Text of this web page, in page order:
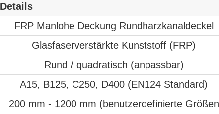
Details
FRP Manlohe Deckung Rundharzkanaldeckel
Glasfaserverstärkte Kunststoff (FRP)
Rund / quadratisch (anpassbar)
A15, B125, C250, D400 (EN124 Standard)
200 mm - 1200 mm (benutzerdefinierte Größen